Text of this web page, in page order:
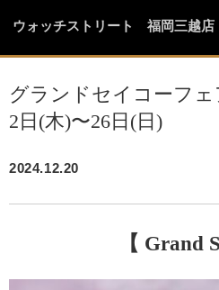
ウォッチストリート 福岡三越店
グランドセイコーフ
2日(木)〜26日(日)
2024.12.20
【 Grand